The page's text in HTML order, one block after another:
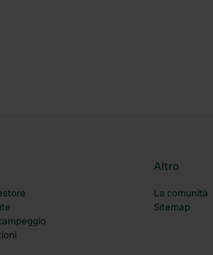
Altro
La comunità
Sitemap